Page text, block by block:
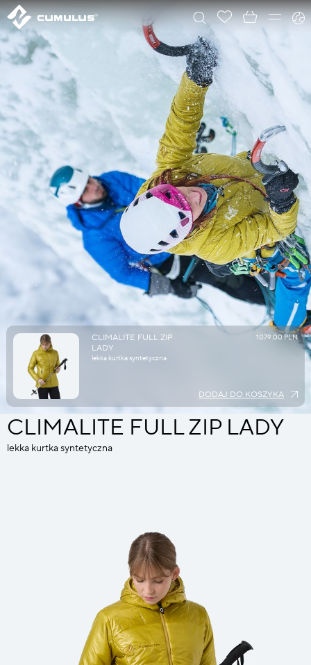
CLIMALITE FULL ZIP
LADY
lekka kurtka syntetyczna
1079.00 PLN
DODAJ DO KOSZYKA
CLIMALITE FULL ZIP LADY
lekka kurtka syntetyczna